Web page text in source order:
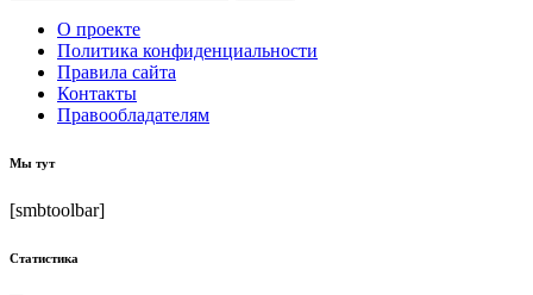
О проекте
Политика конфиденциальности
Правила сайта
Контакты
Правообладателям
Мы тут
[smbtoolbar]
Статистика